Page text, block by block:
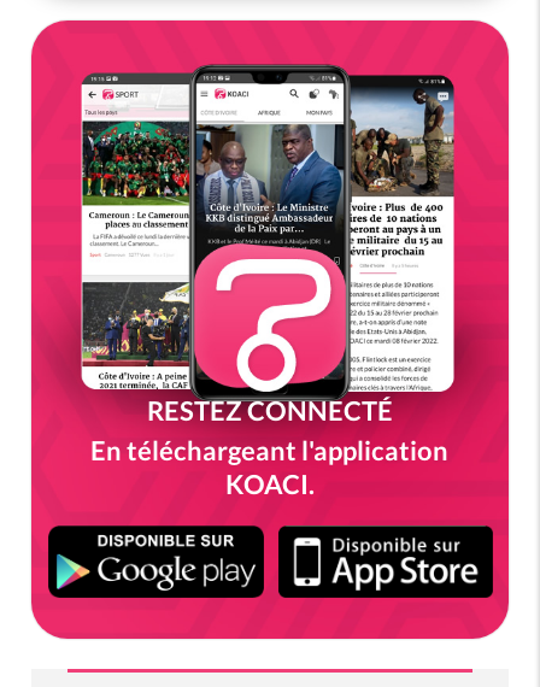
RESTEZ CONNECTÉ
En téléchargeant l'application
KOACI.